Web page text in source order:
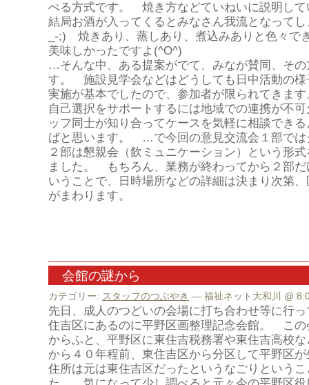
べる方式です。 焼き方などていねいに説明して
結局お酒が入ってくるとみなさん我流となって
_-;) 焼きあり、蒸しあり、煮込みありと色々で
美味しかったですよ(^O^)
…そんな中、ある提案がでて、みなが賛同、そ
す。 施設見学会などはどうしても日中活動の様
実施が基本でしたので、参加者が限られてきま
自己選択をサポートするには地域での連携が不
ッフ同士が知り合ってケースを気軽に相談でき
ばと思います。 …で今回の意見交流会１部では
２部は懇親会（飲ミュニケーション）という形
ました。 もちろん、業務が終わってから２部だ
いうことで、日時場所などの詳細は決まり次第
がまわります。
会館の謎から
カテゴリー: スタッフのつぶやき — 福祉ネット大和川 @
先日、成人のつどいの会場に打ち合わせ等に行
住吉区にあるのに平野区画整理記念会館。 この
からふと、平野区に東住吉税務署や東住吉高校
から４０年程前、東住吉区から分区して平野区
住所は元は東住吉区だったというなごりという